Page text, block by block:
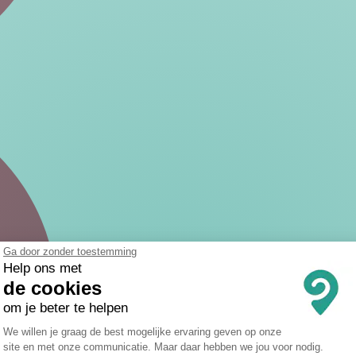
Ga door zonder toestemming
Help ons met
de cookies
om je beter te helpen
Toestemmingsbeheerplatform:
We willen je graag de best mogelijke ervaring geven op onze
site en met onze communicatie. Maar daar hebben we jou voor nodig.